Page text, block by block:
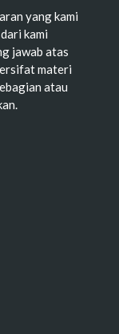
yang kami
kami
jawab atas
materi
atau